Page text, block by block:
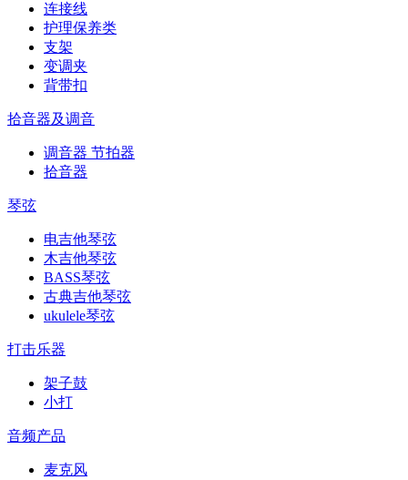
连接线
护理保养类
支架
变调夹
背带扣
拾音器及调音
调音器 节拍器
拾音器
琴弦
电吉他琴弦
木吉他琴弦
BASS琴弦
古典吉他琴弦
ukulele琴弦
打击乐器
架子鼓
小打
音频产品
麦克风